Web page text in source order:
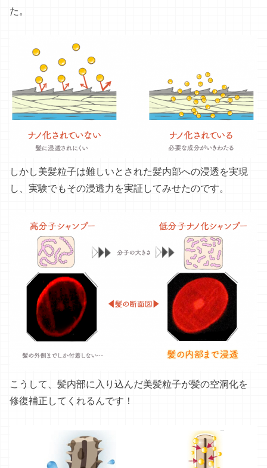
た。
しかし美髪粒子は難しいとされた髪内部への浸透を実現
し、実験でもその浸透力を実証してみせたのです。
こうして、髪内部に入り込んだ美髪粒子が髪の空洞化を
修復補正してくれるんです！